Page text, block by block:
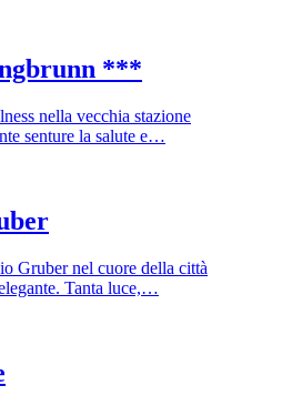
***
nella vecchia stazione
senture la salute e…
Gruber nel cuore della città
Tanta luce,…